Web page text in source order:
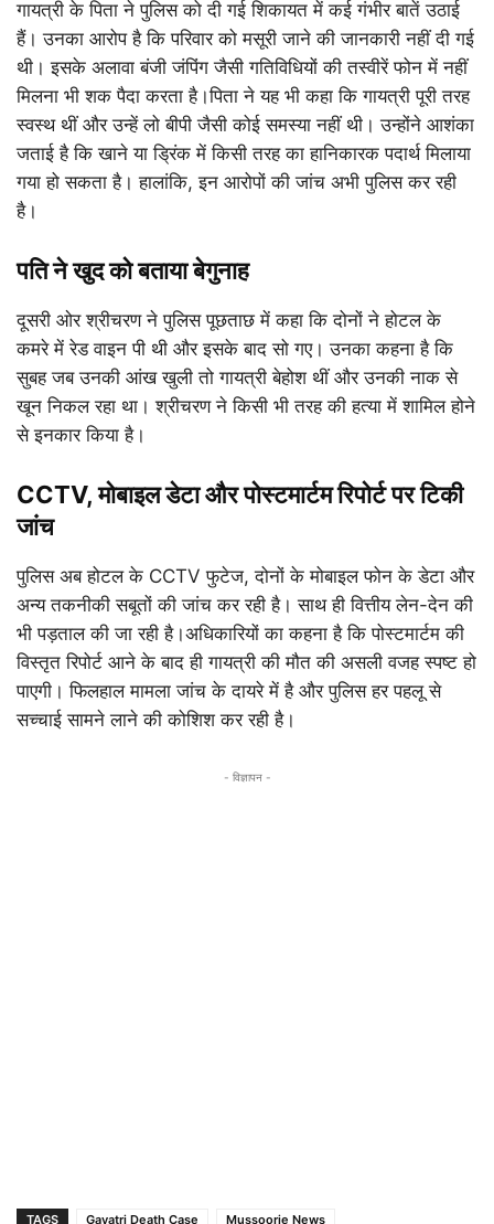
गायत्री के पिता ने पुलिस को दी गई शिकायत में कई गंभीर बातें उठाई
हैं। उनका आरोप है कि परिवार को मसूरी जाने की जानकारी नहीं दी गई
थी। इसके अलावा बंजी जंपिंग जैसी गतिविधियों की तस्वीरें फोन में नहीं
मिलना भी शक पैदा करता है।पिता ने यह भी कहा कि गायत्री पूरी तरह
स्वस्थ थीं और उन्हें लो बीपी जैसी कोई समस्या नहीं थी। उन्होंने आशंका
जताई है कि खाने या ड्रिंक में किसी तरह का हानिकारक पदार्थ मिलाया
गया हो सकता है। हालांकि, इन आरोपों की जांच अभी पुलिस कर रही
है।
पति ने खुद को बताया बेगुनाह
दूसरी ओर श्रीचरण ने पुलिस पूछताछ में कहा कि दोनों ने होटल के
कमरे में रेड वाइन पी थी और इसके बाद सो गए। उनका कहना है कि
सुबह जब उनकी आंख खुली तो गायत्री बेहोश थीं और उनकी नाक से
खून निकल रहा था। श्रीचरण ने किसी भी तरह की हत्या में शामिल होने
से इनकार किया है।
CCTV, मोबाइल डेटा और पोस्टमार्टम रिपोर्ट पर टिकी
जांच
पुलिस अब होटल के CCTV फुटेज, दोनों के मोबाइल फोन के डेटा और
अन्य तकनीकी सबूतों की जांच कर रही है। साथ ही वित्तीय लेन-देन की
भी पड़ताल की जा रही है।अधिकारियों का कहना है कि पोस्टमार्टम की
विस्तृत रिपोर्ट आने के बाद ही गायत्री की मौत की असली वजह स्पष्ट हो
पाएगी। फिलहाल मामला जांच के दायरे में है और पुलिस हर पहलू से
सच्चाई सामने लाने की कोशिश कर रही है।
- विज्ञापन -
TAGS Gayatri Death Case Mussoorie News